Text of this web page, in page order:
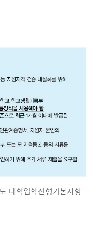
대학입학전형기본사항